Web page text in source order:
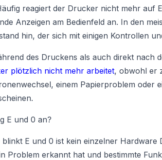
reagiert der Drucker nicht mehr auf
Anzeigen am Bedienfeld an. In den
hin, der sich mit einigen Kontrollen
des Druckens als auch direkt nach
plötzlich nicht mehr arbeitet, obwohl er
einem Papierproblem
E und 0 an?
E und 0 ist kein einzelner Hardware
Problem erkannt hat und bestimmte